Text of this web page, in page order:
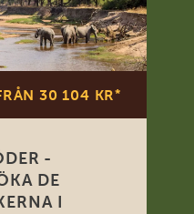
30 104 KR*
-
DE
I